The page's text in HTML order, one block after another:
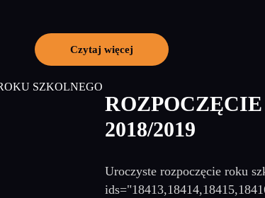
Czytaj więcej
2018/2019
Uroczyste rozpoczęcie roku